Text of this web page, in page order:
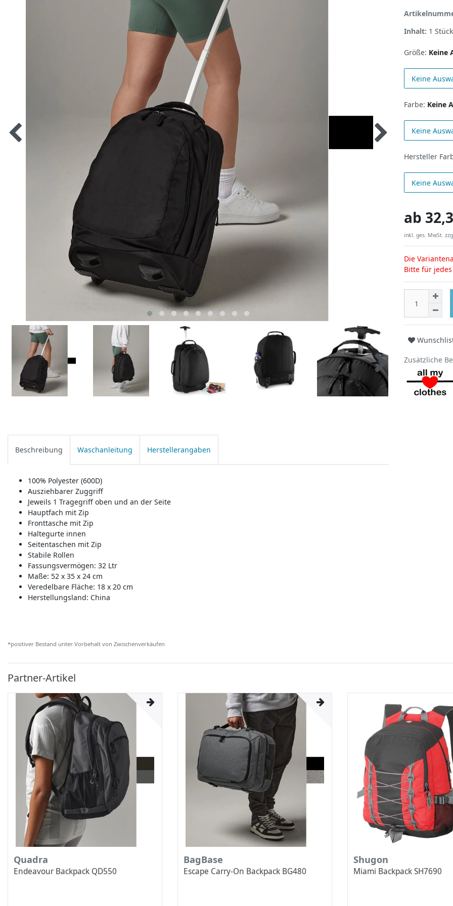
Inhalt: 1 Stück
Größe: Keine
Keine
Farbe: Keine
Keine
Hersteller
Keine
ab
inkl. ges. MwSt.
Die
Bitte für
Zusätzliche
Beschreibung Waschanleitung Herstellerangaben
100% Polyester (600D)
Ausziehbarer Zuggriff
Jeweils 1 Tragegriff oben und an der Seite
Hauptfach mit Zip
Fronttasche mit Zip
Haltegurte innen
Seitentaschen mit Zip
Stabile Rollen
Fassungsvermögen: 32 Ltr
Maße: 52 x 35 x 24 cm
Veredelbare Fläche: 18 x 20 cm
Herstellungsland: China
*positiver Bestand unter Vorbehalt von Zwischenverkäufen
Partner-Artikel
Quadra
Endeavour Backpack QD550
BagBase
Escape Carry-On Backpack BG480
Shugon
Miami Backpack SH7690